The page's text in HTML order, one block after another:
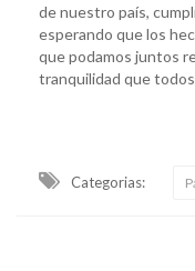
de nuestro país,
esperando que los
que podamos juntos
tranquilidad que
Categorias: